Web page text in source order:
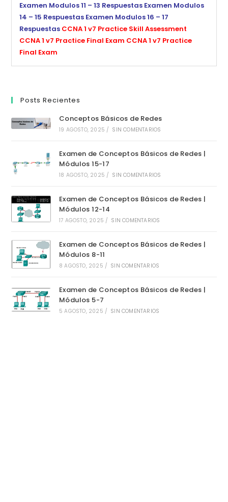
Examen Modulos 11 – 13 Respuestas Examen Modulos
14 – 15 Respuestas Examen Modulos 16 – 17
Respuestas CCNA 1 v7 Practice Skill Assessment
CCNA 1 v7 Practice Final Exam CCNA 1 v7 Practice
Final Exam
Posts Recientes
Conceptos Básicos de Redes
19 AGOSTO, 2025 / SIN COMENTARIOS
Examen de Conceptos Básicos de Redes |
Módulos 15-17
18 AGOSTO, 2025 / SIN COMENTARIOS
Examen de Conceptos Básicos de Redes |
Módulos 12-14
17 AGOSTO, 2025 / SIN COMENTARIOS
Examen de Conceptos Básicos de Redes |
Módulos 8-11
8 AGOSTO, 2025 / SIN COMENTARIOS
Examen de Conceptos Básicos de Redes |
Módulos 5-7
5 AGOSTO, 2025 / SIN COMENTARIOS